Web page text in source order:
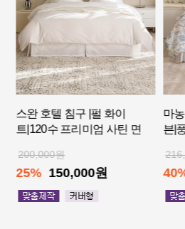
마농 여름 인견 침구 |블루 헤
븐|풍기 인견
216,000원
40% 129,600원
모
앙고